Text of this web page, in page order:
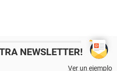
NEWSLETTER!
Ver un ejemplo